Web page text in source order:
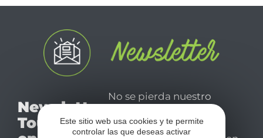
Newsletter
Tourismo
No se pierda nuestro
déjese inspirar para
Este sitio web usa cookies y te permite
controlar las que deseas activar